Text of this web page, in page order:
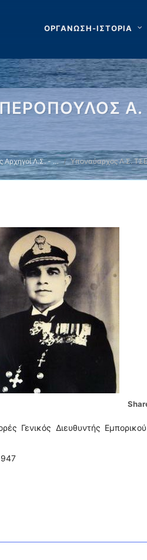
ΟΡΓΑΝΩΣΗ-ΙΣΤΟΡΙΑ
Α.
Αρχηγοί Λ.Σ. - … Υποναύαρχος Λ.Σ.
Γενικός Διευθυντής